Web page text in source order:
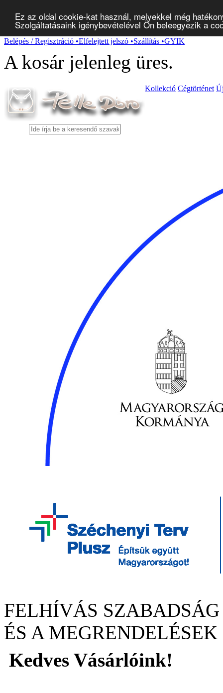
Ez az oldal cookie-kat használ, melyekkel még
Szolgáltatásaink igénybevételével Ön beleegyezik a
Belépés / Regisztráció •Elfelejtett jelszó •Szállítás •GYIK
A kosár jelenleg üres.
Kollekció Cégtörténet
FELHÍVÁS
ÉS A
Kedves Vásárlóink!